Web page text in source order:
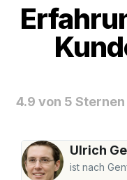
4.9 von 5 Sternen
Ulrich
ist nach